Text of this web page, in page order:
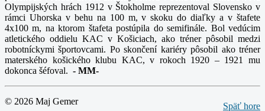
Olympijských hrách 1912 v Štokholme reprezentoval Slovensko v
rámci Uhorska v behu na 100 m, v skoku do diaľky a v štafete
4x100 m, na ktorom štafeta postúpila do semifinále. Bol vedúcim
atletického oddielu KAC v Košiciach, ako tréner pôsobil medzi
robotníckymi športovcami. Po skončení kariéry pôsobil ako tréner
materského košického klubu KAC, v rokoch 1920 – 1921 mu
dokonca šéfoval. - MM-
Späť hore
© 2026 Maj Gemer